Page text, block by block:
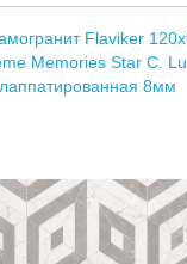
Flaviker
Memories Star C.
лаппатированная 8мм